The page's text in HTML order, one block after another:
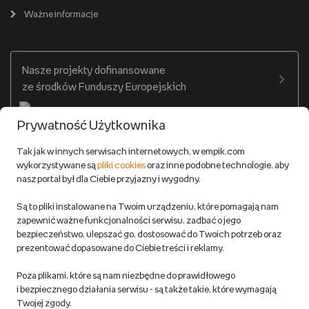
Zakupy hurtowe
Ważne informacje
Cennik dostawy
Zwroty
Reklamacje
Regulamin empik.com
Pozostałe Regulaminy Empiku
Polityka prywatności empik.com
Do 100 zł na pierwsze zakupy w aplikacji. Pobierz i
korzystaj z kodów zniżkowych.Dowiedz się więcej
Nasze projekty dofinansowane
ze środków Funduszy Europejskich
Prywatność Użytkownika
Tak jak w innych serwisach internetowych, w empik.com
wykorzystywane sąpliki cookiesoraz inne podobne technologie, aby
nasz portal był dla Ciebie przyjazny i wygodny.
Są to pliki instalowane na Twoim urządzeniu, które pomagają nam
zapewnić ważne funkcjonalności serwisu, zadbać o jego
bezpieczeństwo, ulepszać go, dostosować do Twoich potrzeb oraz
prezentować dopasowane do Ciebie treści i reklamy.
Poza plikami, które są nam niezbędne do prawidłowego
i bezpiecznego działania serwisu - są także takie, które wymagają
Twojej zgody.